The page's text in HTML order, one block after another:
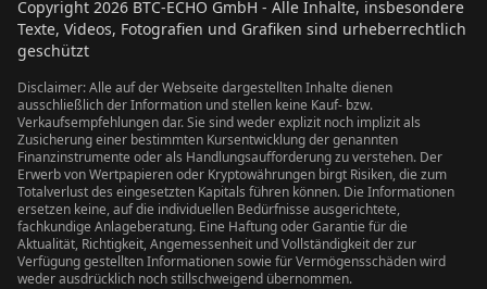
Copyright 2026 BTC-ECHO GmbH - Alle Inhalte, insbesondere
Texte, Videos, Fotografien und Grafiken sind urheberrechtlich
geschützt
Disclaimer: Alle auf der Webseite dargestellten Inhalte dienen
ausschließlich der Information und stellen keine Kauf- bzw.
Verkaufsempfehlungen dar. Sie sind weder explizit noch implizit als
Zusicherung einer bestimmten Kursentwicklung der genannten
Finanzinstrumente oder als Handlungsaufforderung zu verstehen. Der
Erwerb von Wertpapieren oder Kryptowährungen birgt Risiken, die zum
Totalverlust des eingesetzten Kapitals führen können. Die Informationen
ersetzen keine, auf die individuellen Bedürfnisse ausgerichtete,
fachkundige Anlageberatung. Eine Haftung oder Garantie für die
Aktualität, Richtigkeit, Angemessenheit und Vollständigkeit der zur
Verfügung gestellten Informationen sowie für Vermögensschäden wird
weder ausdrücklich noch stillschweigend übernommen.